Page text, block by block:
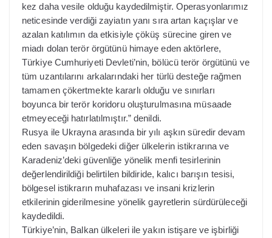
kez daha vesile olduğu kaydedilmiştir. Operasyonlarımız
neticesinde verdiği zayiatın yanı sıra artan kaçışlar ve
azalan katılımın da etkisiyle çöküş sürecine giren ve
miadı dolan terör örgütünü himaye eden aktörlere,
Türkiye Cumhuriyeti Devleti’nin, bölücü terör örgütünü ve
tüm uzantılarını arkalarındaki her türlü desteğe rağmen
tamamen çökertmekte kararlı olduğu ve sınırları
boyunca bir terör koridoru oluşturulmasına müsaade
etmeyeceği hatırlatılmıştır.” denildi.
Rusya ile Ukrayna arasında bir yılı aşkın süredir devam
eden savaşın bölgedeki diğer ülkelerin istikrarına ve
Karadeniz’deki güvenliğe yönelik menfi tesirlerinin
değerlendirildiği belirtilen bildiride, kalıcı barışın tesisi,
bölgesel istikrarın muhafazası ve insani krizlerin
etkilerinin giderilmesine yönelik gayretlerin sürdürüleceği
kaydedildi.
Türkiye’nin, Balkan ülkeleri ile yakın istişare ve işbirliği